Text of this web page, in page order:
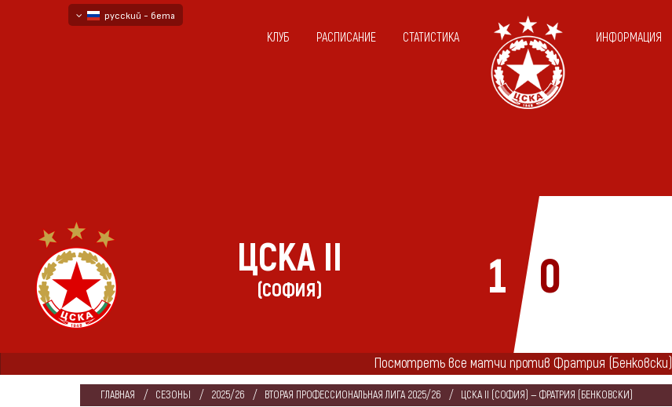
русский - бета
КЛУБ РАСПИСАНИЕ СТАТИСТИКА ИНФОРМАЦИЯ
1 0
ЦСКА II
(СОФИЯ)
Посмотреть все матчи против Фратрия (Бенковски)
ГЛАВНАЯ СЕЗОНЫ 2025/26 ВТОРАЯ ПРОФЕССИОНАЛЬНАЯ ЛИГА 2025/26 ЦСКА II (СОФИЯ) — ФРАТРИЯ (БЕНКОВСКИ)